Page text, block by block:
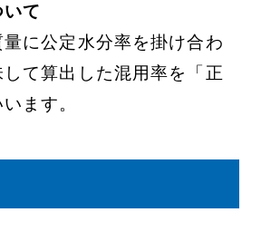
て
に公定水分率を掛け合わ
て算出した混用率を「正
ます。